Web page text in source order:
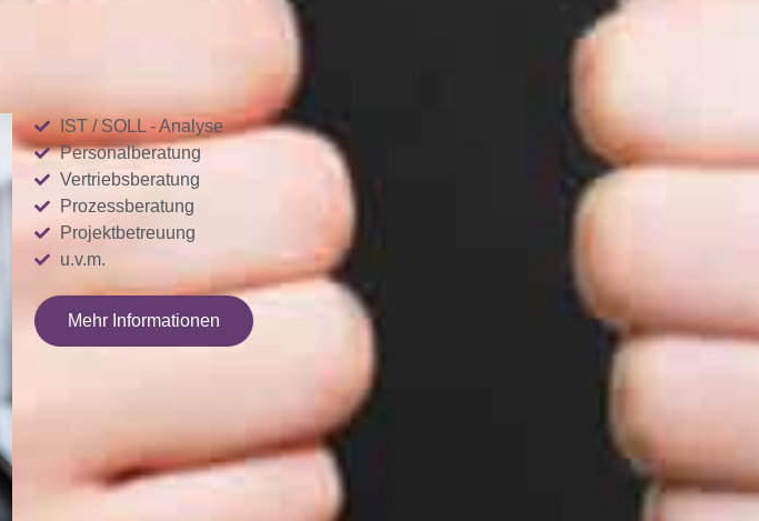
IST / SOLL - Analyse
Personalberatung
Vertriebsberatung
Prozessberatung
Projektbetreuung
u.v.m.
Mehr Informationen